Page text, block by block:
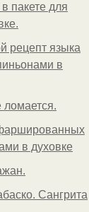
пакете для
рецепт языка
в
ломается.
в духовке
Сангрита